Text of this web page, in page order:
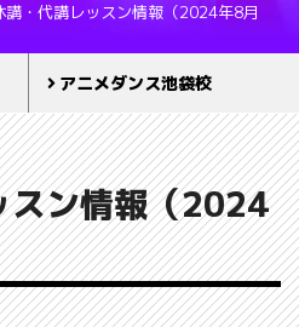
講・代講レッスン情報（2024年8月
アニメダンス池袋校
スン情報（2024